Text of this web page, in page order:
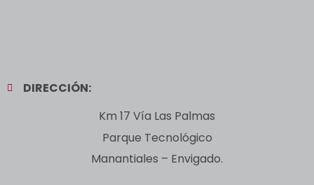
DIRECCIÓN:
Km 17 Vía Las Palmas
Parque Tecnológico
Manantiales – Envigado.